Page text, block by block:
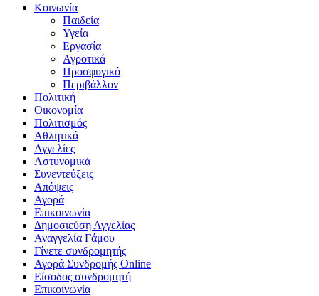
Κοινωνία
Παιδεία
Υγεία
Εργασία
Αγροτικά
Προσφυγικό
Περιβάλλον
Πολιτική
Οικονομία
Πολιτισμός
Αθλητικά
Αγγελίες
Αστυνομικά
Συνεντεύξεις
Απόψεις
Αγορά
Επικοινωνία
Δημοσιεύση Αγγελίας
Αναγγελία Γάμου
Γίνετε συνδρομητής
Αγορά Συνδρομής Online
Είσοδος συνδρομητή
Επικοινωνία